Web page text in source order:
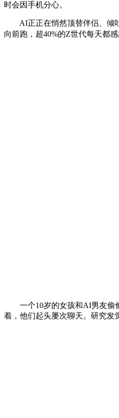
时会因手机分心。
AI正正在悄然顶替伴侣、倾吐
向前跑，超40%的Z世代每天都
一个10岁的女孩和AI男友偷偷
着，他们起头屡次聊天。研究发